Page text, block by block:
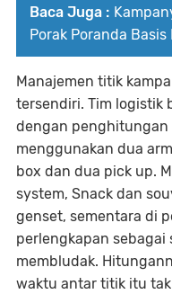
Baca Juga :
Porak Poranda Basis
Manajemen titik
tersendiri. Tim logistik
dengan penghitungan
menggunakan dua
box dan dua pick up.
system, Snack dan
genset, sementara di
perlengkapan sebagai
membludak.
waktu antar titik itu